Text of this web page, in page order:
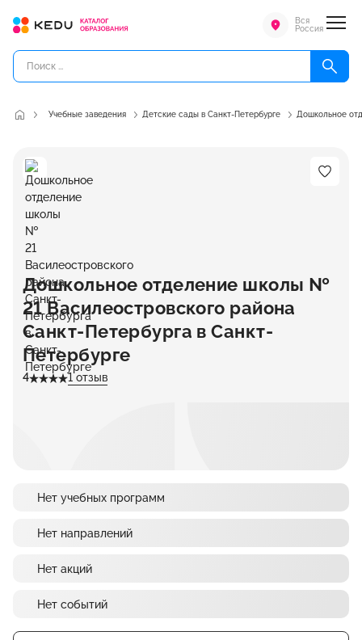
Вся
Россия
Учебные заведения Детские сады в Санкт-Петербурге Дошкольное
Дошкольное отделение школы №
21 Василеостровского района
Санкт-Петербурга в Санкт-
Петербурге
4 1 отзыв
Нет учебных программ
Нет направлений
Нет акций
Нет событий